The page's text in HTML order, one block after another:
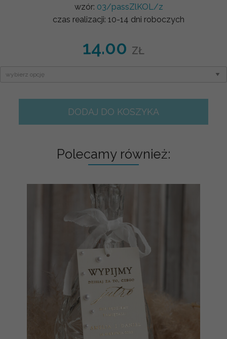
wzór: 03/passZlKOL/z
czas realizacji: 10-14 dni roboczych
14.00 ZŁ
DODAJ DO KOSZYKA
Polecamy również: